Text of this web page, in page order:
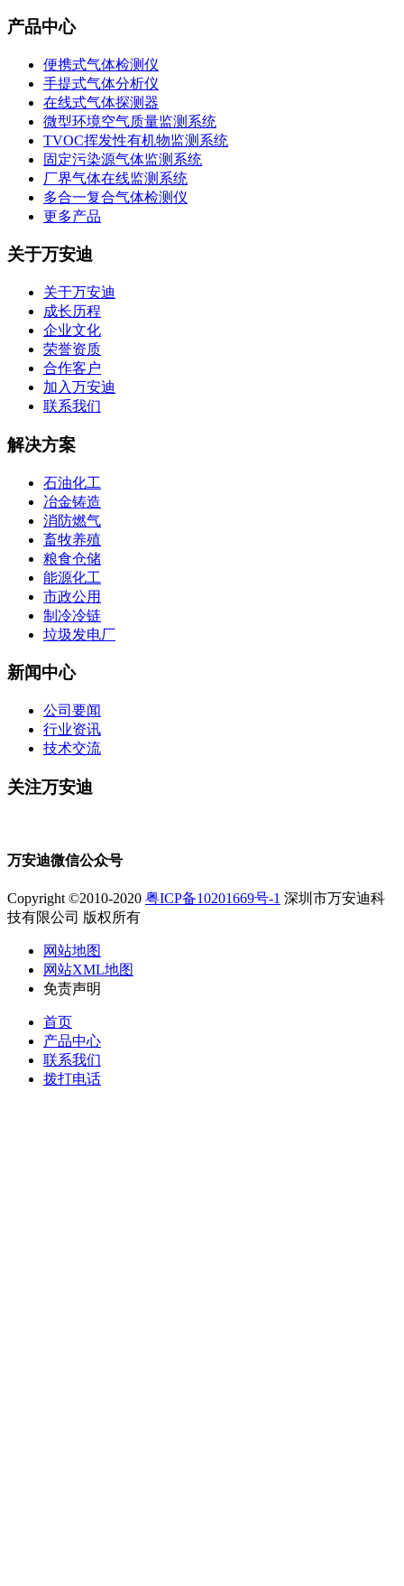
产品中心
便携式气体检测仪
手提式气体分析仪
在线式气体探测器
微型环境空气质量监测系统
TVOC挥发性有机物监测系统
固定污染源气体监测系统
厂界气体在线监测系统
多合一复合气体检测仪
更多产品
关于万安迪
关于万安迪
成长历程
企业文化
荣誉资质
合作客户
加入万安迪
联系我们
解决方案
石油化工
冶金铸造
消防燃气
畜牧养殖
粮食仓储
能源化工
市政公用
制冷冷链
垃圾发电厂
新闻中心
公司要闻
行业资讯
技术交流
关注万安迪
万安迪微信公众号
Copyright ©2010-2020 粤ICP备10201669号-1 深圳市万安迪科
技有限公司 版权所有
网站地图
网站XML地图
免责声明
首页
产品中心
联系我们
拨打电话